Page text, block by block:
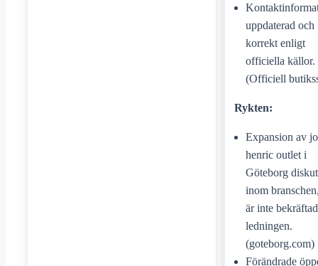
uppdaterad och
korrekt enligt
officiella källor.
(Officiell
Rykten:
Expansion av
henric outlet i
Göteborg
inom
är inte
ledningen.
(goteborg.com)
Förändrade